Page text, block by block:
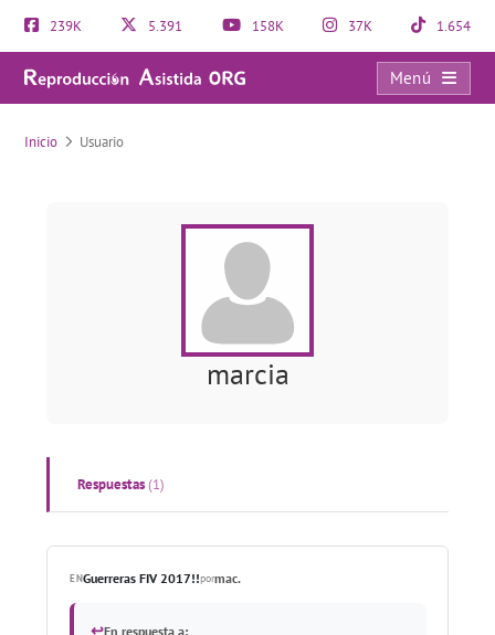
239K 5.391 158K 37K 1.654
Menú
Usuario
Inicio Usuario
marcia
Respuestas(1)
ENGuerreras FIV 2017!!pormac.
↩En respuesta a: